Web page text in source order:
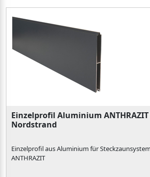
Einzelprofil Aluminium
Nordstrand
Einzelprofil aus Aluminium für
ANTHRAZIT